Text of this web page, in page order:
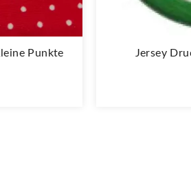
Punkte
Jersey